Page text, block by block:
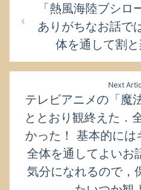
ナ
ー
シ
「熱風海陸ブシロ
ありがちなお話で
体を通して割
Next
テレビアニメの「魔
ととおり観終えた．
かった！ 基本的には
全体を通してよいお
気分になれるので，